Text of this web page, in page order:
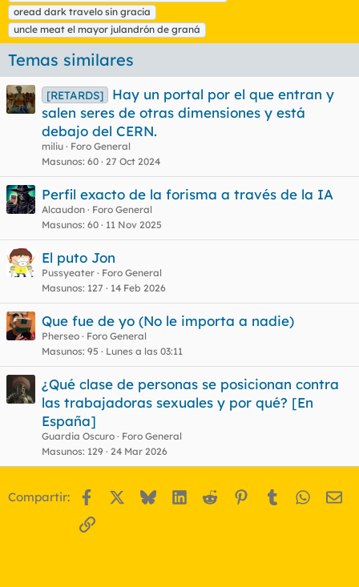
t
a
s
oread dark travelo sin gracia
uncle meat el mayor julandrón de graná
Temas similares
[RETARDS]
Hay un portal por el que entran y
salen seres de otras dimensiones y está
debajo del CERN.
miliu
Foro General
Masunos 60 27 Oct 2024
Perfil exacto de la forisma a través de la IA
Alcaudon
Foro General
Masunos 60 11 Nov 2025
El puto Jon
Pussyeater
Foro General
Masunos 127 14 Feb 2026
Que fue de yo (No le importa a nadie)
Pherseo
Foro General
Masunos 95 Lunes a las 03:11
¿Qué clase de personas se posicionan contra
las trabajadoras sexuales y por qué? [En
España]
Guardia Oscuro
Foro General
Masunos 129 24 Mar 2026
Compartir: Facebook BlueskyLinkedIn
Reddit Pinterest
Tumblr
Enlace